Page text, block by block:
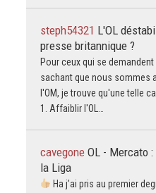
steph54321 L'OL
presse britannique ?
Pour ceux qui se
sachant que nous sommes
l'OM, je trouve qu'une telle
1. Affaiblir l'OL…
cavegone OL - Mercato
la Liga
Ha j’ai pris au premier